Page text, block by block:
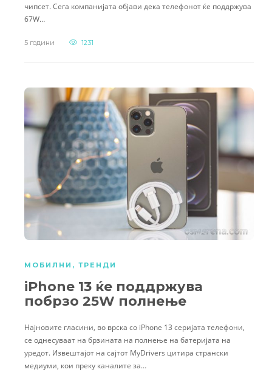
чипсет. Сега компанијата објави дека телефонот ќе поддржува
67W…
5 години 1231
МОБИЛНИ , ТРЕНДИ
iPhone 13 ќе поддржува
побрзо 25W полнење
Најновите гласини, во врска со iPhone 13 серијата телефони,
се однесуваат на брзината на полнење на батеријата на
уредот. Извештајот на сајтот MyDrivers цитира странски
медиуми, кои преку каналите за…